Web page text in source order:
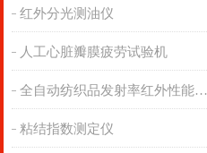
红外分光测油仪
人工心脏瓣膜疲劳试验机
全自动纺织品发射率红外性能分析
粘结指数测定仪